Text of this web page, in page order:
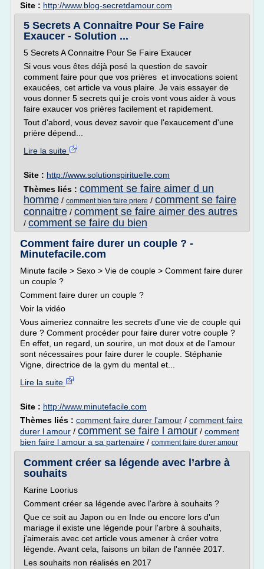
Site : http://www.blog-secretdamour.com
5 Secrets A Connaitre Pour Se Faire
Exaucer - Solution ...
5 Secrets A Connaitre Pour Se Faire Exaucer
Si vous vous êtes déjà posé la question de savoir
comment faire pour que vos prières et invocations soient
exaucées, cet article va vous plaire. Je vais essayer de
vous donner 5 secrets qui je crois vont vous aider à vous
faire exaucer vos prières facilement et rapidement.
Tout d'abord, vous devez savoir que l'exaucement d'une
prière dépend...
Lire la suite
Site : http://www.solutionspirituelle.com
Thèmes liés : comment se faire aimer d un
homme / comment bien faire priere / comment se faire
connaitre / comment se faire aimer des autres
/ comment se faire du bien
Comment faire durer un couple ? -
Minutefacile.com
Minute facile > Sexo > Vie de couple > Comment faire durer
un couple ?
Comment faire durer un couple ?
Voir la vidéo
Vous aimeriez connaitre les secrets d'une vie de couple qui
dure ? Comment procéder pour faire durer votre couple ?
En effet, un regard, un sourire, un mot doux et de l'amour
sont nécessaires pour faire durer le couple. Stéphanie
Vigne, directrice de la gym du mental et...
Lire la suite
Site : http://www.minutefacile.com
Thèmes liés : comment faire durer l'amour / comment faire
durer l amour / comment se faire l amour / comment
bien faire l amour a sa partenaire / comment faire durer amour
Comment créer sa légende avec l’arbre à
souhaits
Karine Loorius
Comment créer sa légende avec l'arbre à souhaits ?
Que ce soit au Japon ou en Inde ou encore lors d'un
mariage il existe une légende pour l'arbre à souhaits,
j'aimerais avec cet article vous amener à créer votre
légende. Avant cela, faisons un bilan de l'année 2017.
Les souhaits non réalisés en 2017